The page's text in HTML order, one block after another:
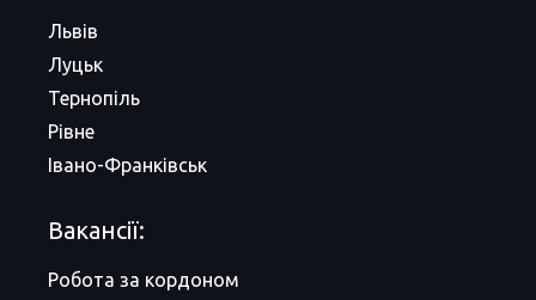
Львів
Луцьк
Тернопіль
Рівне
Івано-Франківськ
Вакансії:
Робота за кордоном